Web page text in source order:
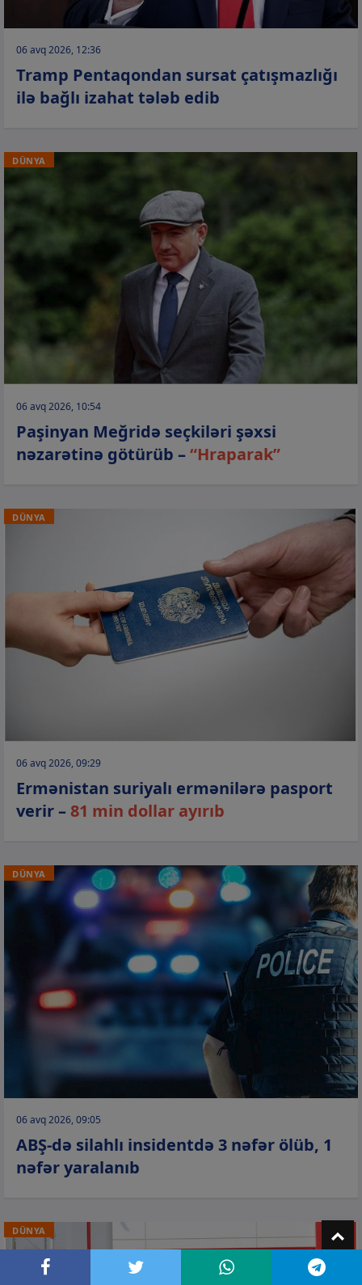
06 avq 2026, 12:36
Tramp Pentaqondan sursat çatışmazlığı
ilə bağlı izahat tələb edib
DÜNYA
06 avq 2026, 10:54
Paşinyan Meğridə seçkiləri şəxsi
nəzarətinə götürüb –“Hraparak”
DÜNYA
06 avq 2026, 09:29
Ermənistan suriyalı ermənilərə pasport
verir –81 min dollar ayırıb
DÜNYA
06 avq 2026, 09:05
ABŞ-də silahlı insidentdə 3 nəfər ölüb, 1
nəfər yaralanıb
DÜNYA